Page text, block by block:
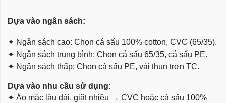
Dựa vào ngân sách:
✦ Ngân sách cao: Chọn cá sấu 100% cotton, CVC (65/35).
✦ Ngân sách trung bình: Chọn cá sấu 65/35, cá sấu PE.
✦ Ngân sách thấp: Chọn cá sấu PE, vải thun trơn TC.
Dựa vào nhu cầu sử dụng:
✦ Áo mặc lâu dài, giặt nhiều → CVC hoặc cá sấu 100%